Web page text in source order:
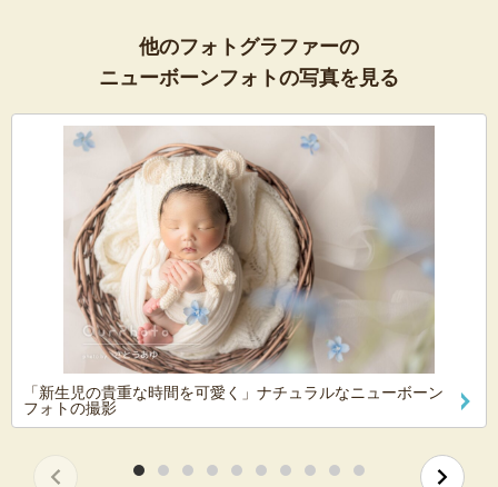
他のフォトグラファーの
ニューボーンフォトの写真を見る
「新生児の貴重な時間を可愛く」ナチュラルなニューボーン
フォトの撮影